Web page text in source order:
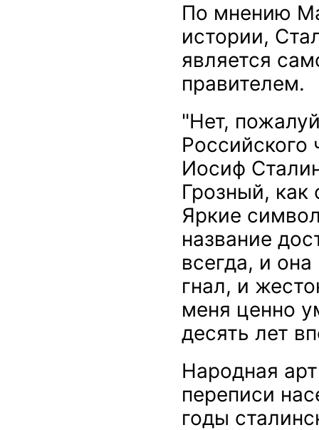
По мнению
истории,
является
правителем.
"Нет,
Российского
Иосиф
Грозный,
Яркие
название
всегда, и
гнал, и
меня ценно
десять лет
Народная
переписи
годы